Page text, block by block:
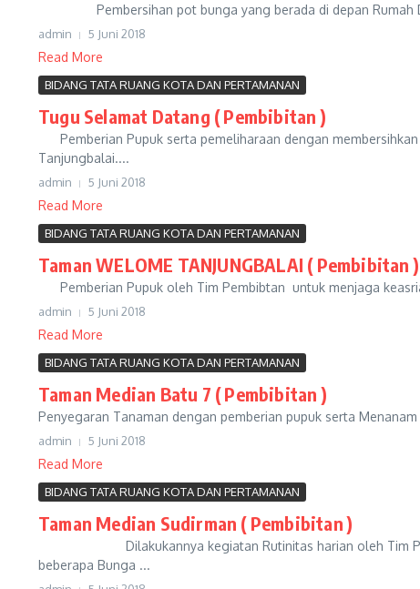
Pembersihan pot bunga yang berada di depan Rumah
admin 5 Juni 2018
Read More
BIDANG TATA RUANG KOTA DAN PERTAMANAN
Tugu Selamat Datang ( Pembibitan )
Pemberian Pupuk serta pemeliharaan dengan
Tanjungbalai....
admin 5 Juni 2018
Read More
BIDANG TATA RUANG KOTA DAN PERTAMANAN
Taman WELOME TANJUNGBALAI ( Pembibitan )
Pemberian Pupuk oleh Tim Pembibtan untuk menjaga
admin 5 Juni 2018
Read More
BIDANG TATA RUANG KOTA DAN PERTAMANAN
Taman Median Batu 7 ( Pembibitan )
Penyegaran Tanaman dengan pemberian pupuk serta
admin 5 Juni 2018
Read More
BIDANG TATA RUANG KOTA DAN PERTAMANAN
Taman Median Sudirman ( Pembibitan )
Dilakukannya kegiatan Rutinitas harian oleh Tim
beberapa Bunga ...